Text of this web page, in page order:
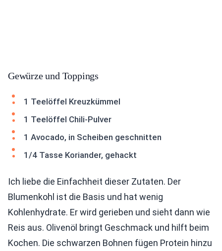
Gewürze und Toppings
1 Teelöffel Kreuzkümmel
1 Teelöffel Chili-Pulver
1 Avocado, in Scheiben geschnitten
1/4 Tasse Koriander, gehackt
Ich liebe die Einfachheit dieser Zutaten. Der
Blumenkohl ist die Basis und hat wenig
Kohlenhydrate. Er wird gerieben und sieht dann wie
Reis aus. Olivenöl bringt Geschmack und hilft beim
Kochen. Die schwarzen Bohnen fügen Protein hinzu